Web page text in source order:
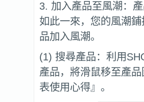
3. 加入產品至風潮：
如此一來，您的風潮
品加入風潮。
(1) 搜尋產品：利用
產品，將滑鼠移至產
表使用心得』。